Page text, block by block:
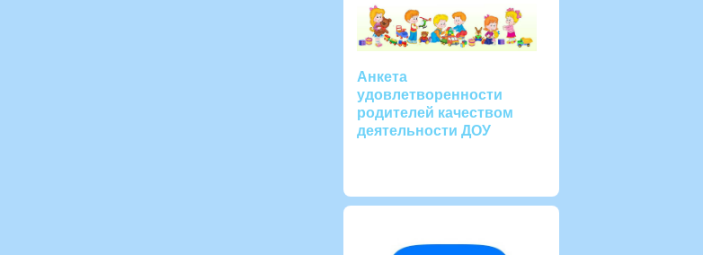
Анкета
удовлетворенности
родителей качеством
деятельности ДОУ